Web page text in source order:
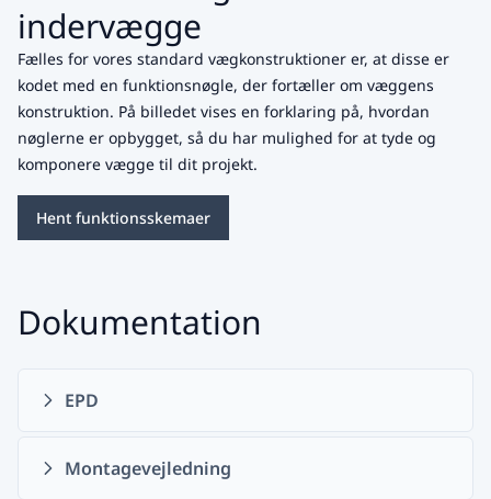
indervægge
Fælles for vores standard vægkonstruktioner er, at disse er
kodet med en funktionsnøgle, der fortæller om væggens
konstruktion. På billedet vises en forklaring på, hvordan
nøglerne er opbygget, så du har mulighed for at tyde og
komponere vægge til dit projekt.
Hent funktionsskemaer
Dokumentation
EPD
Montagevejledning